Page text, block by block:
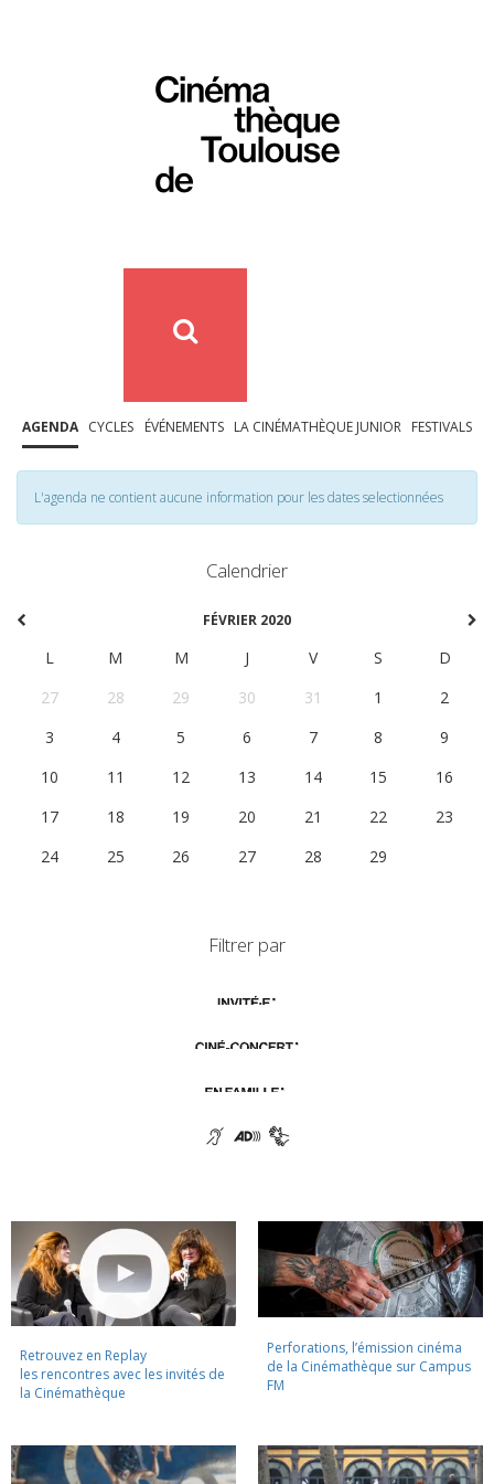
AGENDA CYCLES ÉVÉNEMENTS LA CINÉMATHÈQUE JUNIOR FESTIVALS
L'agenda ne contient aucune information pour les dates selectionnées
Calendrier
FÉVRIER 2020
L M M J V S
D
27
28 29 30 31 1
2
3
4 5 6 7 8
9
10
11 12 13 14 15
16
17
18 19 20 21 22
23
24
25 26 27 28 29
Filtrer par
Retrouvez en Replay
les rencontres avec les invités de
la Cinémathèque
Perforations, l’émission cinéma
de la Cinémathèque sur Campus
FM